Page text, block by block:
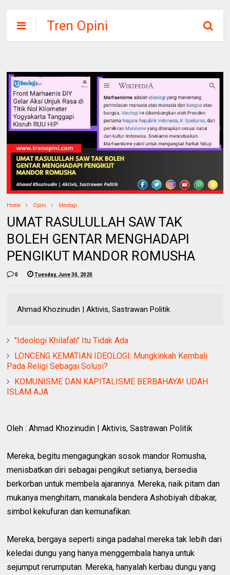
Tren Opini
Home Opini Ideologi
UMAT RASULULLAH SAW TAK
BOLEH GENTAR MENGHADAPI
PENGIKUT MANDOR ROMUSHA
0 Tuesday, June 30, 2020
Ahmad Khozinudin | Aktivis, Sastrawan Politik
"Ideologi Khilafah" Itu Tidak Ada
LONCENG KEMATIAN IDEOLOGI: Mungkinkah Kembali
Pada Religi Sebagai Solusi?
KOMUNISME DAN KAPITALISME BERBAHAYA! UDAH
ISLAM AJA
Oleh : Ahmad Khozinudin | Aktivis, Sastrawan Politik
Mereka, begitu mengagungkan sosok mandor Romusha,
menisbatkan diri sebagai pengikut setianya, bersedia
berkorban untuk membela ajarannya. Mereka, naik pitam dan
mukanya menghitam, manakala bendera Ashobiyah dibakar,
simbol kekufuran dan kemunafikan.
Mereka, bergaya seperti singa padahal mereka tak lebih dari
keledai dungu yang hanya menggembala hanya untuk
sejumput rerumputan. Mereka, hanyalah kerbau dungu yang